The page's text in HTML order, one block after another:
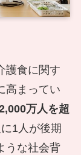
護食に関す
高まってい
万人を超
1人が後期
うな社会背